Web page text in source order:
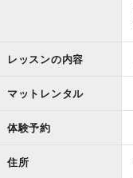
レッスンの内容
マットレンタル
体験予約
住所